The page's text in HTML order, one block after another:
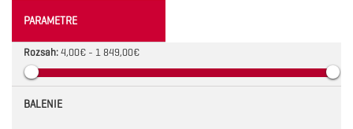
PARAMETRE
Rozsah:4,00€ - 1 849,00€
BALENIE